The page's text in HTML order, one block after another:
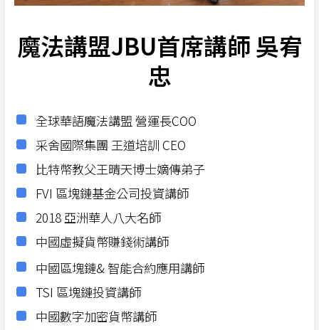
魔法講盟JBU首席講師 吳宥
忠
全球華語魔法講盟 營運長COO
采舍國際集團 王道培訓 CEO
比特幣教父王晴天博士嫡傳弟子
FVI 區塊鏈基金公司投資講師
2018 亞洲華人八大名師
中國虛擬貨幣賺錢術講師
中國區塊鏈& 智能合約應用講師
TSI 區塊鏈投資講師
中國數字加密貨幣講師